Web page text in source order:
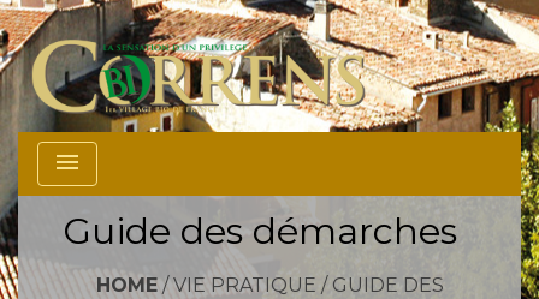
menu
Guide des démarches
HOME/VIE PRATIQUE / GUIDE DES